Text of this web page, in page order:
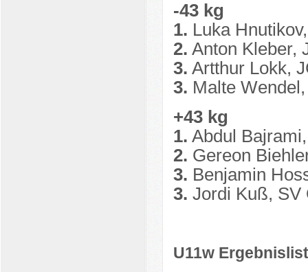
-43 kg
1. Luka
2. Anton Kleber,
3. Artthur Lokk,
3. Malte
+43 kg
1. Abdul
2. Gereon
3. Benjamin
3. Jordi Kuß, SV
U11w